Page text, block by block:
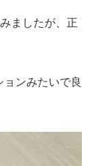
ましたが、正
ンみたいで良